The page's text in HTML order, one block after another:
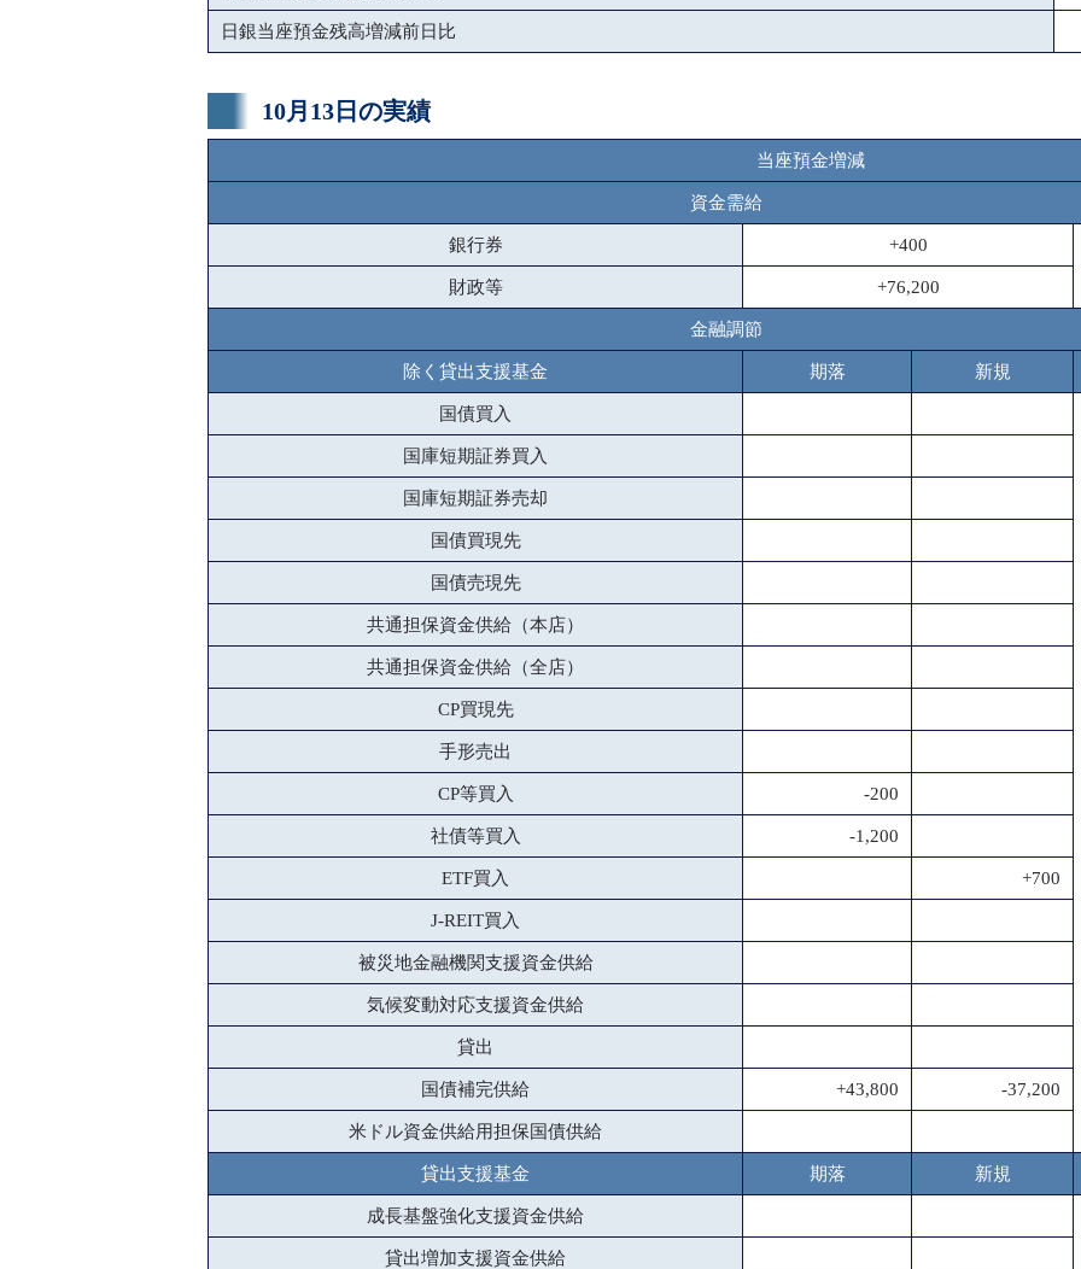
日銀当座預金残高増減前日比
10月13日の実績
当座預金増減
資金需給
銀行券 +400
財政等 +76,200
金融調節
除く貸出支援基金 期落 新規
国債買入
国庫短期証券買入
国庫短期証券売却
国債買現先
国債売現先
共通担保資金供給（本店）
共通担保資金供給（全店）
CP買現先
手形売出
CP等買入 -200
社債等買入 -1,200
ETF買入 +700
J-REIT買入
被災地金融機関支援資金供給
気候変動対応支援資金供給
貸出
国債補完供給 +43,800 -37,200
米ドル資金供給用担保国債供給
貸出支援基金 期落 新規
成長基盤強化支援資金供給
貸出増加支援資金供給